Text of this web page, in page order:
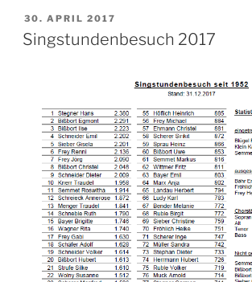
VERÖFFENTLICHT
AM
30. APRIL 2017
Singstundenbesuch 2017